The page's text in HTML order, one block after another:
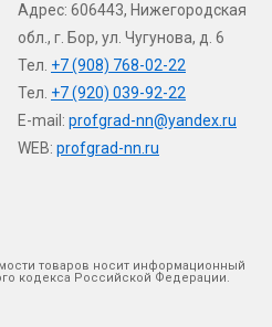
Адрес: 606443, Нижегородская
обл., г. Бор, ул. Чугунова, д. 6
Тел. +7 (908) 768-02-22
Тел. +7 (920) 039-92-22
E-mail: profgrad-nn@yandex.ru
WEB: profgrad-nn.ru
товаров носит информационный
кодекса Российской Федерации.